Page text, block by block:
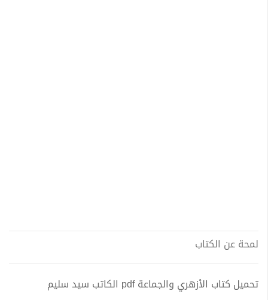
لمحة عن الكتاب
تحميل كتاب الأزهري والجماعة pdf الكاتب سيد سليم